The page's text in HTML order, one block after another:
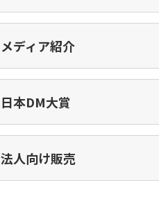
メディア紹介
日本DM大賞
法人向け販売